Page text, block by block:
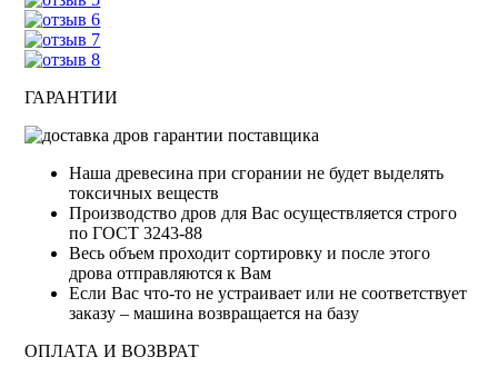
ГАРАНТИИ
Наша древесина при сгорании не будет выделять
токсичных веществ
Производство дров для Вас осуществляется строго
по ГОСТ 3243-88
Весь объем проходит сортировку и после этого
дрова отправляются к Вам
Если Вас что-то не устраивает или не соответствует
заказу – машина возвращается на базу
ОПЛАТА И ВОЗВРАТ